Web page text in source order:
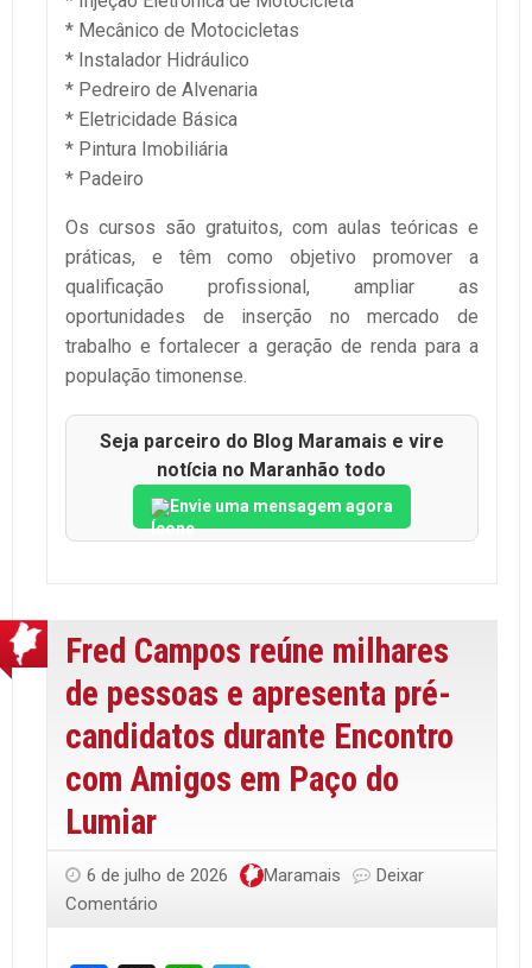
* Mecânico de Motocicletas
* Instalador Hidráulico
* Pedreiro de Alvenaria
* Eletricidade Básica
* Pintura Imobiliária
* Padeiro
Os cursos são gratuitos, com aulas teóricas e
práticas, e têm como objetivo promover a
qualificação profissional, ampliar as
oportunidades de inserção no mercado de
trabalho e fortalecer a geração de renda para a
população timonense.
Seja parceiro do Blog Maramais e vire
notícia no Maranhão todo
Envie uma mensagem agora
Fred Campos reúne milhares
de pessoas e apresenta pré-
candidatos durante Encontro
com Amigos em Paço do
Lumiar
6 de julho de 2026 Maramais
Deixar
Comentário